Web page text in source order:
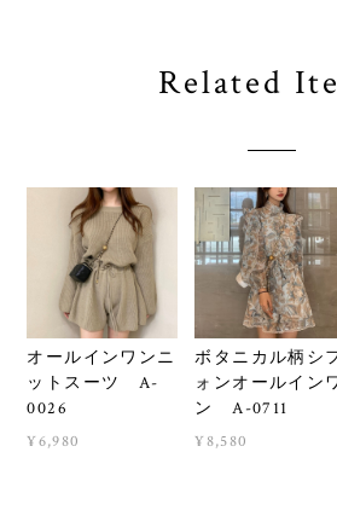
Related
オールインワンニ
ットスーツ A-
0026
¥6,980
ボタニカル柄シ
ォンオールイン
ン A-0711
¥8,580